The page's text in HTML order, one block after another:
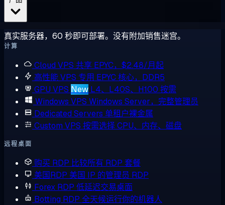
真实服务器，60 秒即可部署。没有附加销售迷宫。
计算
Cloud VPS 共享 EPYC，$2.48/月起
高性能 VPS 专用 EPYC 核心，DDR5
GPU VPS New L4、L40S、H100 按需
Windows VPS Windows Server，完整管理员
Dedicated Servers 单租户裸金属
Custom VPS 按需选择 CPU、内存、磁盘
远程桌面
购买 RDP 比较所有 RDP 套餐
美国RDP 美国 IP 的管理员 RDP
Forex RDP 低延迟交易桌面
Botting RDP 全天候运行你的机器人